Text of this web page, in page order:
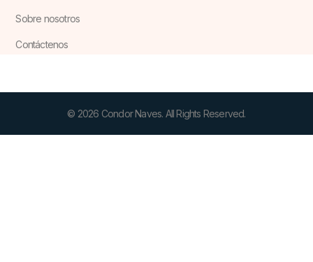
Sobre nosotros
Contáctenos
© 2026 Condor Naves. All Rights Reserved.